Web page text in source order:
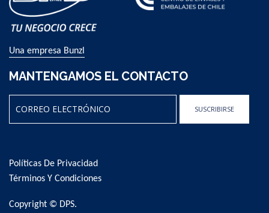
Una empresa Bunzl
MANTENGAMOS EL CONTACTO
Our
Newsletter:
SUSCRIBIRSE
Políticas De Privacidad
Términos Y Condiciones
Copyright © DPS.